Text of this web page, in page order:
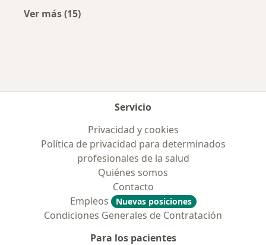
Ver más (15)
Servicio
Privacidad y cookies
Política de privacidad para determinados
profesionales de la salud
Quiénes somos
Contacto
Empleos
Nuevas posiciones
Condiciones Generales de Contratación
Para los pacientes